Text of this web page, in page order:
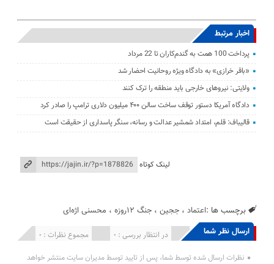
اخبار مرتبط
پرداخت 100 همت به گندم‌کاران تا 22 مرداد
«باقر خرازی» به دادگاه ویژه روحانیت احضار شد
ولایتی: نیرو‌های خارجی باید منطقه را ترک کنند
دادگاه آمریکا دستور توقف ساخت سالن ۴۰۰ میلیون دلاری ترامپ را صادر کرد
قالیباف: قلم، امتداد شمشیر عدالت و رسانه، سنگر پاسداری از حقیقت است
لینک کوتاه
برچسب ها :اعتماد ،ججین ،جنگ ۱۲روزه ، محسنی اژه‌ای
ارسال نظر شما مجموع نظرات : 0 در انتظار بررسی : 0 انتشار یافته : 0
نظرات ارسال شده توسط شما، پس از تایید توسط مدیران سایت منتشر خواهد